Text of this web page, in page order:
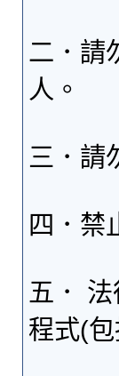
二．請
人。
三．請
四．禁
五．
程式(